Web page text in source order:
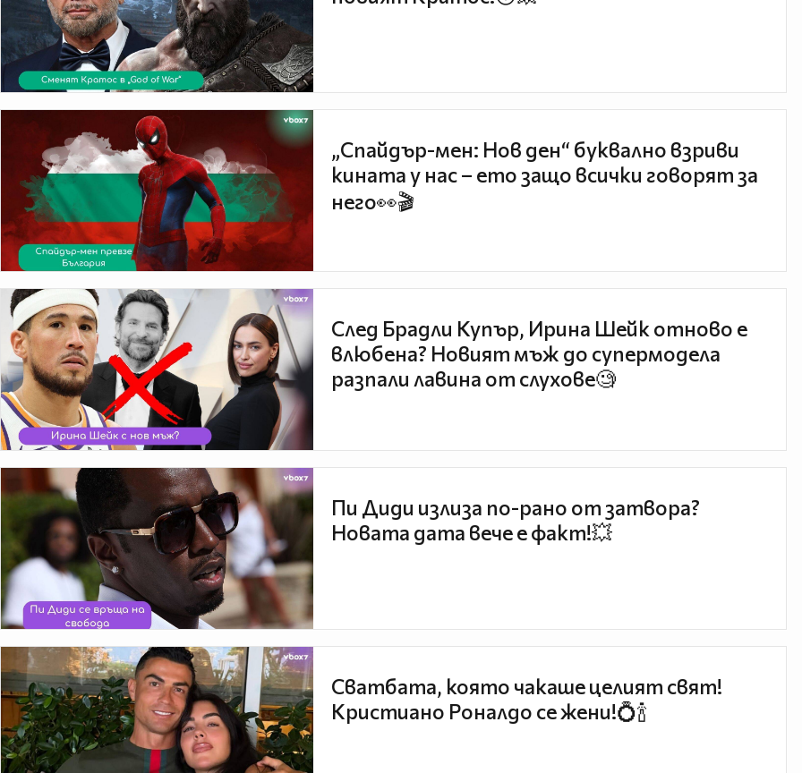
„Спайдър-мен: Нов ден“ буквално взриви
кината у нас – ето защо всички говорят за
него👀🎬
След Брадли Купър, Ирина Шейк отново е
влюбена? Новият мъж до супермодела
разпали лавина от слухове🧐
Пи Диди излиза по-рано от затвора?
Новата дата вече е факт!💥
Сватбата, която чакаше целият свят!
Кристиано Роналдо се жени!💍🍾